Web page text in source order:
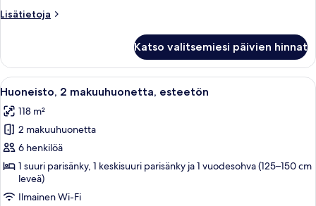
Lisätietoja
Lisätietoja
makuuhuonetta
(3
Bath)
Katso valitsemiesi päivien hinnat
Avaa
kaikki
huonetyypin
Huoneisto,
2
makuuhuonetta,
esteetön
kuvat
Moderni keittiö, jossa on
13
Huoneisto, 2 makuuhuonetta, esteetön
118 m²
2 makuuhuonetta
6 henkilöä
1 suuri parisänky, 1 keskisuuri parisänky ja 1 vuodesohva (125–150 cm
leveä)
Ilmainen Wi-Fi